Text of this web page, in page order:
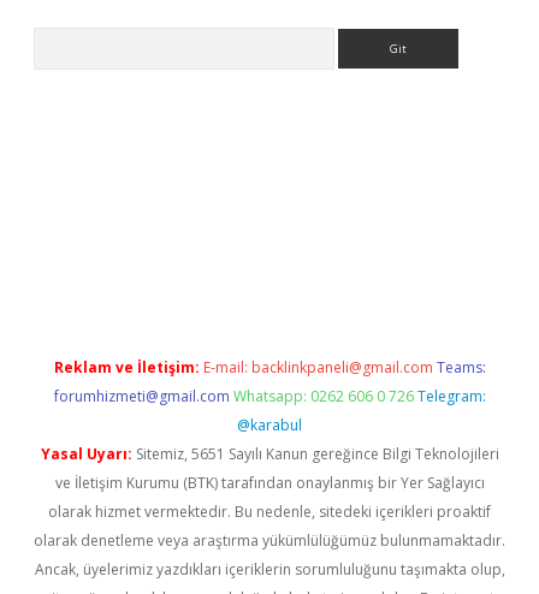
Reklam ve İletişim: E-mail: backlinkpaneli@gmail.com Teams:
forumhizmeti@gmail.com Whatsapp: 0262 606 0 726 Telegram:
@karabul
Yasal Uyarı: Sitemiz, 5651 Sayılı Kanun gereğince Bilgi Teknolojileri
ve İletişim Kurumu (BTK) tarafından onaylanmış bir Yer Sağlayıcı
olarak hizmet vermektedir. Bu nedenle, sitedeki içerikleri proaktif
olarak denetleme veya araştırma yükümlülüğümüz bulunmamaktadır.
Ancak, üyelerimiz yazdıkları içeriklerin sorumluluğunu taşımakta olup,